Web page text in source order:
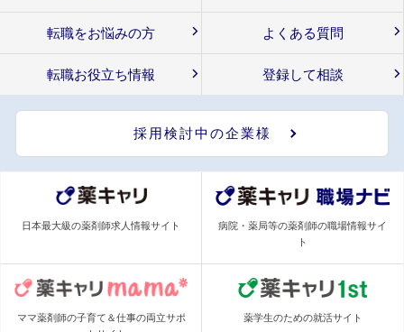
転職をお悩みの方 よくある質問
転職お役立ち情報 登録して相談
採用検討中の企業様
日本最大級の薬剤師求人情報サイト
病院・薬局等の薬剤師の職場情報サイ
ト
ママ薬剤師の子育て＆仕事の両立サポ
薬学生のための就活サイト